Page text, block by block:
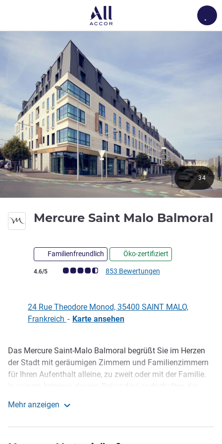
Mercure Saint Malo Balmoral
Familienfreundlich Öko-zertifiziert
Note Kundenmeinungen (Bewertung ALL)
4.6/5 853 Bewertungen
34
24 Rue Theodore Monod, 35400 SAINT MALO,
Frankreich - Karte ansehen
Beschreibung
Das Mercure Saint-Malo Balmoral begrüßt Sie im Herzen
der Stadt mit geräumigen Zimmern und Familienzimmern
für Ihren Aufenthalt alleine, zu zweit oder mit der Familie.
Korsarenstadt zu entdecken und ihre regionalen
Mehr anzeigen